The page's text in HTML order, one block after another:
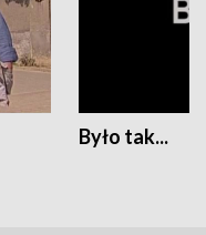
Było tak...